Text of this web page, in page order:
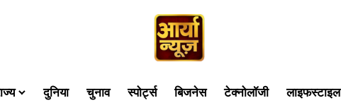
दुनिया चुनाव स्पोर्ट्स बिजनेस टेक्नोलॉजी लाइफस्टाइल